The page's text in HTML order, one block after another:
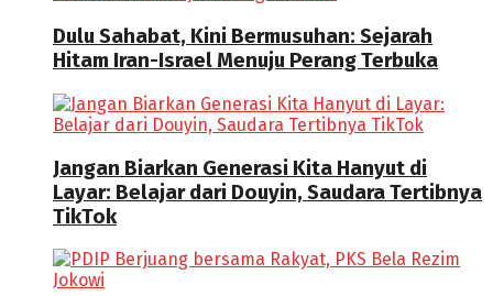
Dulu Sahabat, Kini Bermusuhan: Sejarah
Hitam Iran-Israel Menuju Perang Terbuka
Jangan Biarkan Generasi Kita Hanyut di
Layar: Belajar dari Douyin, Saudara Tertibnya
TikTok